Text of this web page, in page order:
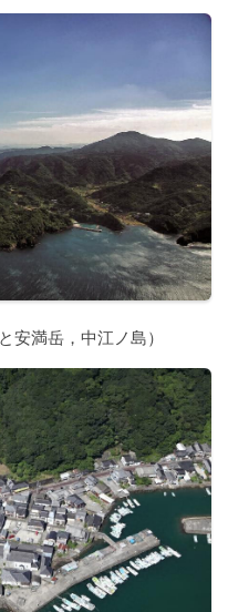
安満岳，中江ノ島）